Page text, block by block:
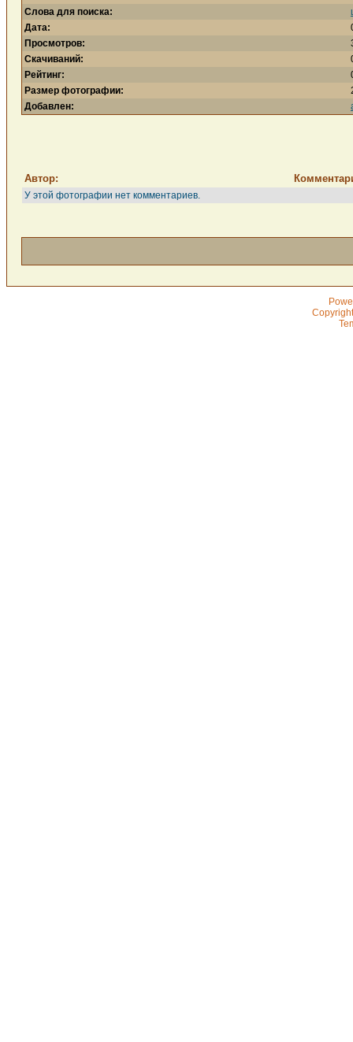
Слова для поиска:
Дата:
Просмотров:
Скачиваний:
Рейтинг:
Размер фотографии:
Добавлен:
Автор:
У этой фотографии нет комментариев.